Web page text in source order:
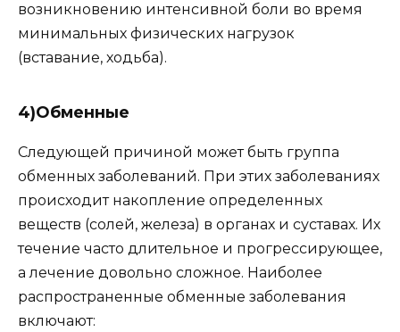
возникновению интенсивной боли во время
минимальных физических нагрузок
(вставание, ходьба).
4)Обменные
Следующей причиной может быть группа
обменных заболеваний. При этих заболеваниях
происходит накопление определенных
веществ (солей, железа) в органах и суставах. Их
течение часто длительное и прогрессирующее,
а лечение довольно сложное. Наиболее
распространенные обменные заболевания
включают: